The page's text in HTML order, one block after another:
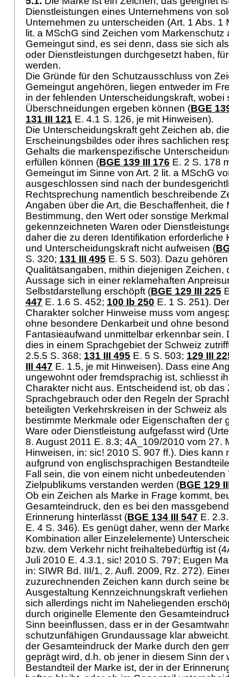
Dienstleistungen eines Unternehmens von
Unternehmen zu unterscheiden (Art. 1 Abs. 1
lit. a MSchG sind Zeichen vom Markenschutz
Gemeingut sind, es sei denn, dass sie sich
oder Dienstleistungen durchgesetzt haben,
werden.
Die Gründe für den Schutzausschluss von
Gemeingut angehören, liegen entweder im
in der fehlenden Unterscheidungskraft, wobei
Überschneidungen ergeben können (BGE
131 III 121 E. 4.1 S. 126, je mit Hinweisen).
Die Unterscheidungskraft geht Zeichen ab,
Erscheinungsbildes oder ihres sachlichen
Gehalts die markenspezifische
erfüllen können (BGE 139 III 176 E. 2 S. 178
Gemeingut im Sinne von Art. 2 lit. a MSchG
ausgeschlossen sind nach der
Rechtsprechung namentlich beschreibende
Angaben über die Art, die Beschaffenheit, die
Bestimmung, den Wert oder sonstige
gekennzeichneten Waren oder
daher die zu deren Identifikation erforderliche
und Unterscheidungskraft nicht aufweisen (
S. 320; 131 III 495 E. 5 S. 503). Dazu
Qualitätsangaben, mithin diejenigen Zeichen,
Aussage sich in einer reklamehaften
Selbstdarstellung erschöpft (BGE 129 III 225
447 E. 1.6 S. 452; 100 Ib 250 E. 1 S. 251).
Charakter solcher Hinweise muss vom
ohne besondere Denkarbeit und ohne
Fantasieaufwand unmittelbar erkennbar sein.
dies in einem Sprachgebiet der Schweiz
2.5.5 S. 368; 131 III 495 E. 5 S. 503; 129 III
III 447 E. 1.5, je mit Hinweisen). Dass eine
ungewohnt oder fremdsprachig ist, schliesst
Charakter nicht aus. Entscheidend ist, ob
Sprachgebrauch oder den Regeln der
beteiligten Verkehrskreisen in der Schweiz
bestimmte Merkmale oder Eigenschaften der
Ware oder Dienstleistung aufgefasst wird
8. August 2011 E. 8.3; 4A_109/2010 vom 27.
Hinweisen, in: sic! 2010 S. 907 ff.). Dies kann
aufgrund von englischsprachigen
Fall sein, die von einem nicht unbedeutenden
Zielpublikums verstanden werden (BGE 129
Ob ein Zeichen als Marke in Frage kommt,
Gesamteindruck, den es bei den
Erinnerung hinterlässt (BGE 134 III 547 E.
E. 4 S. 346). Es genügt daher, wenn der
Kombination aller Einzelelemente)
bzw. dem Verkehr nicht freihaltebedürftig ist
Juli 2010 E. 4.3.1, sic! 2010 S. 797; Eugen
in: SIWR Bd. III/1, 2. Aufl. 2009, Rz. 272).
zuzurechnenden Zeichen kann durch seine
Ausgestaltung Kennzeichnungskraft
sich allerdings nicht im Naheliegenden
durch originelle Elemente den
Sinn beeinflussen, dass er in der
schutzunfähigen Grundaussage klar
der Gesamteindruck der Marke durch den
geprägt wird, d.h. ob jener in diesem Sinn der
Bestandteil der Marke ist, der in der